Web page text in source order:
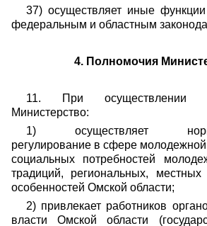
37) осуществляет иные
федеральным и областным
4. Полномочия
11. При осуществлении
Министерство:
1) осуществляет
регулирование в сфере молодежной
социальных потребностей
традиций, региональных, местных
особенностей Омской области;
2) привлекает работников
власти Омской области